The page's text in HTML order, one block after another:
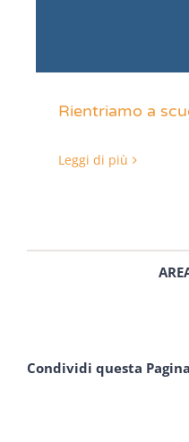
Rientriamo a
Leggi di più
Condividi questa